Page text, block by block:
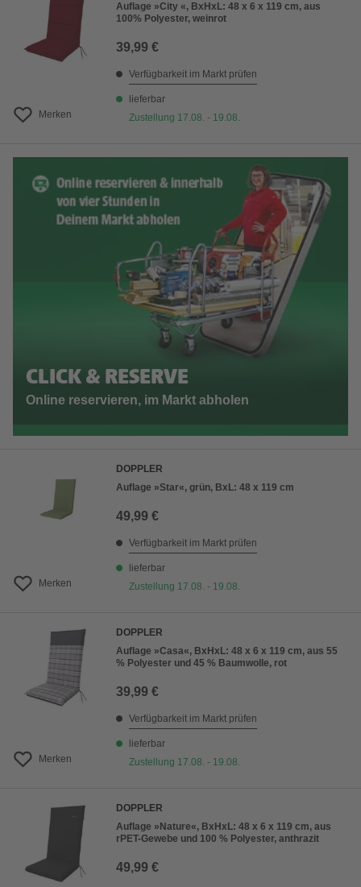
Merken
Auflage »City «, BxHxL: 48 x 6 x 119 cm, aus
100% Polyester, weinrot
39,99 €
Verfügbarkeit im Markt prüfen
lieferbar
Zustellung 17.08. - 19.08.
CLICK & RESERVE
Online reservieren, im Markt abholen
Merken
DOPPLER
Auflage »Star«, grün, BxL: 48 x 119 cm
49,99 €
Verfügbarkeit im Markt prüfen
lieferbar
Zustellung 17.08. - 19.08.
Merken
DOPPLER
Auflage »Casa«, BxHxL: 48 x 6 x 119 cm, aus 55
% Polyester und 45 % Baumwolle, rot
39,99 €
Verfügbarkeit im Markt prüfen
lieferbar
Zustellung 17.08. - 19.08.
DOPPLER
Auflage »Nature«, BxHxL: 48 x 6 x 119 cm, aus
rPET-Gewebe und 100 % Polyester, anthrazit
49,99 €